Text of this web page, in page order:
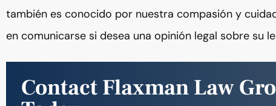
también es conocido por nuestra compasión y
en comunicarse si desea una opinión legal sobre su
Contact Flaxman Law